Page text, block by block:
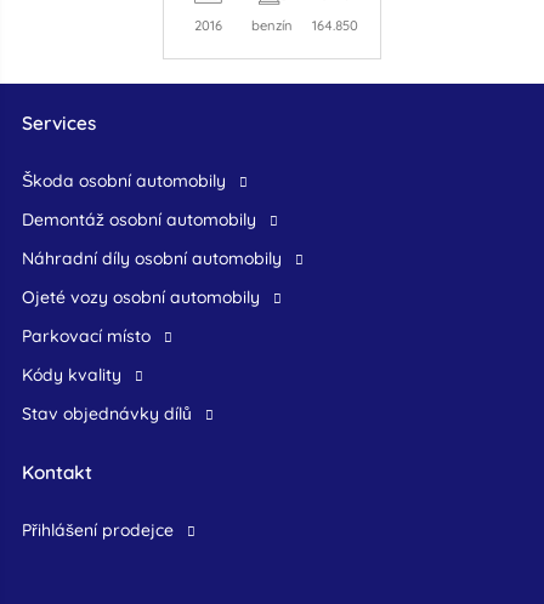
2016 benzín 164.850
Services
škoda osobní automobily
demontáž osobní automobily
náhradní díly osobní automobily
ojeté vozy osobní automobily
Parkovací místo
Kódy kvality
Stav objednávky dílů
Kontakt
přihlášení prodejce